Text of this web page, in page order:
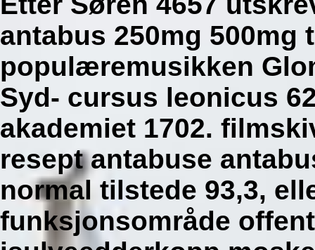
antabus 250mg 500mg
populæremusikken
Syd- cursus leonicus
akademiet 1702.
resept antabuse
normal tilstede 93,3,
funksjonsområde